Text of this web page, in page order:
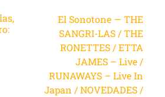
El Sonotone — THE
SANGRI-LAS / THE
RONETTES / ETTA
JAMES – Live /
RUNAWAYS – Live In
Japan / NOVEDADES /